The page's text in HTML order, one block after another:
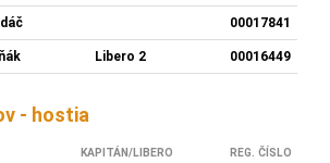
00017841
Libero 2 00016449
- hostia
KAPITÁN/LIBERO REG. ČÍSLO